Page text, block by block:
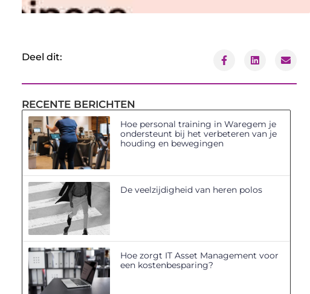
Deel dit:
RECENTE BERICHTEN
Hoe personal training in Waregem je
ondersteunt bij het verbeteren van je
houding en bewegingen
De veelzijdigheid van heren polos
Hoe zorgt IT Asset Management voor
een kostenbesparing?